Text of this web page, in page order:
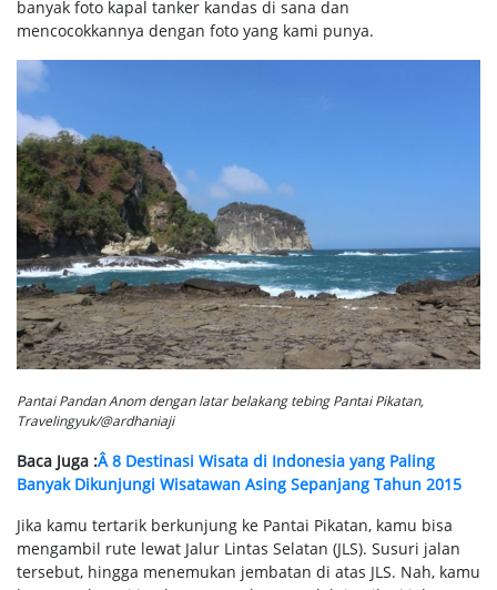
banyak foto kapal tanker kandas di sana dan
mencocokkannya dengan foto yang kami punya.
Pantai Pandan Anom dengan latar belakang tebing Pantai Pikatan,
Travelingyuk/@ardhaniaji
Baca Juga :Â 8 Destinasi Wisata di Indonesia yang Paling
Banyak Dikunjungi Wisatawan Asing Sepanjang Tahun 2015
Jika kamu tertarik berkunjung ke Pantai Pikatan, kamu bisa
mengambil rute lewat Jalur Lintas Selatan (JLS). Susuri jalan
tersebut, hingga menemukan jembatan di atas JLS. Nah, kamu